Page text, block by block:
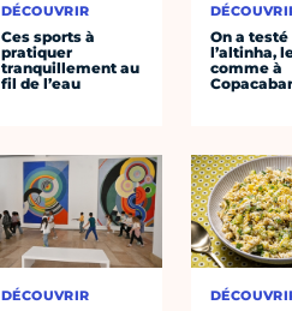
DÉCOUVRIR
Ces sports à
pratiquer
tranquillement au
fil de l’eau
DÉCOUVRIR
On a testé
l’altinha,
comme à